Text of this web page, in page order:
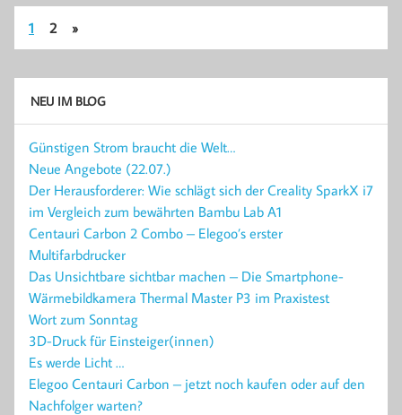
1 2 »
NEU IM BLOG
Günstigen Strom braucht die Welt…
Neue Angebote (22.07.)
Der Herausforderer: Wie schlägt sich der Creality SparkX i7
im Vergleich zum bewährten Bambu Lab A1
Centauri Carbon 2 Combo – Elegoo’s erster
Multifarbdrucker
Das Unsichtbare sichtbar machen – Die Smartphone-
Wärmebildkamera Thermal Master P3 im Praxistest
Wort zum Sonntag
3D-Druck für Einsteiger(innen)
Es werde Licht …
Elegoo Centauri Carbon – jetzt noch kaufen oder auf den
Nachfolger warten?